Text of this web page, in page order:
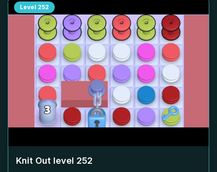
Level 252
Knit Out level 252